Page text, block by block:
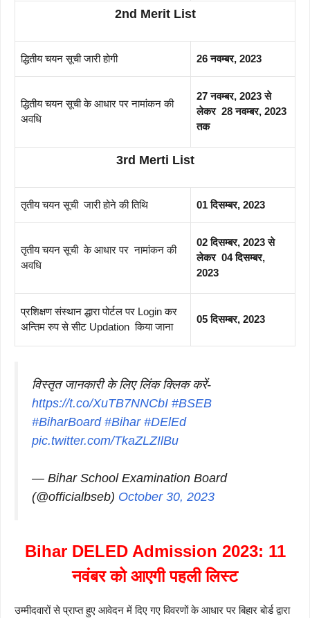
2nd Merit List
द्धितीय चयन सूची जारी होगी 26 नवम्बर, 2023
द्धितीय चयन सूची के आधार पर नामांकन की
अवधि
27 नवम्बर, 2023 से
लेकर 28 नवम्बर, 2023
तक
3rd Merti List
तृतीय चयन सूची जारी होने की तिथि 01 दिसम्बर, 2023
तृतीय चयन सूची के आधार पर नामांकन की
अवधि
02 दिसम्बर, 2023 से
लेकर 04 दिसम्बर,
2023
प्रशिक्षण संस्थान द्धारा पोर्टल पर Login कर
अन्तिम रुप से सीट Updation किया जाना
05 दिसम्बर, 2023
विस्तृत जानकारी के लिए लिंक क्लिक करें-
https://t.co/XuTB7NNCbI #BSEB
#BiharBoard #Bihar #DElEd
pic.twitter.com/TkaZLZIlBu
— Bihar School Examination Board
(@officialbseb) October 30, 2023
Bihar DELED Admission 2023: 11
नवंबर को आएगी पहली लिस्ट
उम्मीदवारों से प्राप्त हुए आवेदन में दिए गए विवरणों के आधार पर बिहार बोर्ड द्वारा